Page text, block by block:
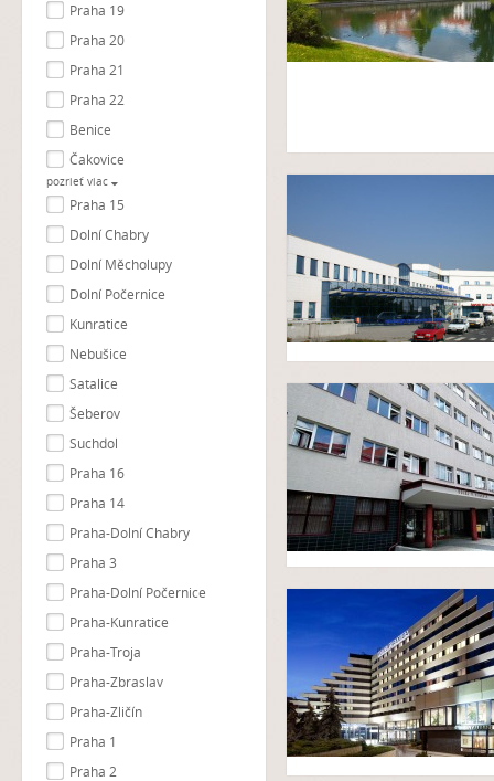
Praha 19
Praha 20
Praha 21
Praha 22
Benice
Čakovice
pozrieť viac
Praha 15
Dolní Chabry
Dolní Měcholupy
Dolní Počernice
Kunratice
Nebušice
Satalice
Šeberov
Suchdol
Praha 16
Praha 14
Praha-Dolní Chabry
Praha 3
Praha-Dolní Počernice
Praha-Kunratice
Praha-Troja
Praha-Zbraslav
Praha-Zličín
Praha 1
Praha 2